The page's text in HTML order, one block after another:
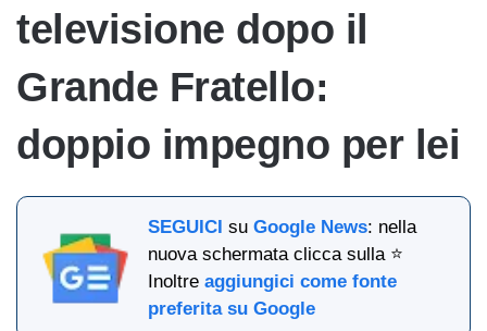
televisione dopo il
Grande Fratello:
doppio impegno per lei
SEGUICI suGoogle News: nella
nuova schermata clicca sulla ⭐
Inoltreaggiungici come fonte
preferita su Google